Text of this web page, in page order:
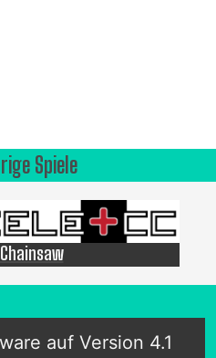
Spiele
auf Version 4.1